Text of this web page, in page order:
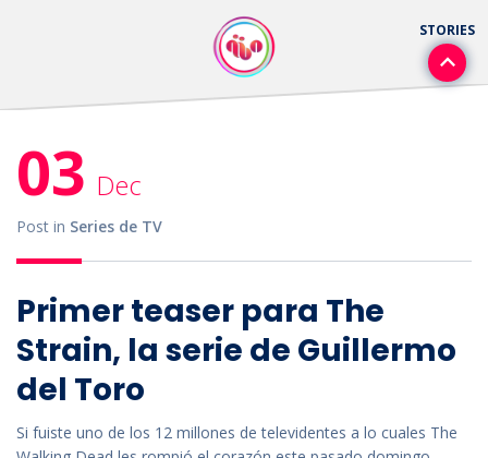
03 Dec
Post in Series de TV
Primer teaser para The
Strain, la serie de Guillermo
del Toro
Si fuiste uno de los 12 millones de televidentes a lo cuales The